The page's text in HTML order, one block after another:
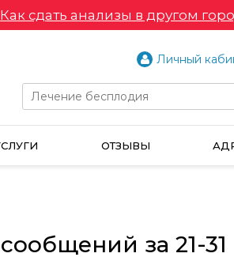
Как сдать анализы в другом
Личный
ОТЗЫВЫ
за 21-31